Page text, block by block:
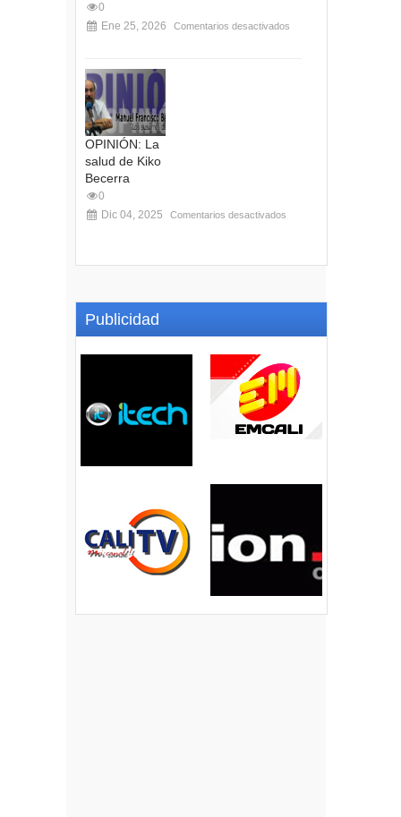
0
Ene 25, 2026
Comentarios desactivados
OPINIÓN: La
salud de Kiko
Becerra
0
Dic 04, 2025
Comentarios desactivados
Publicidad